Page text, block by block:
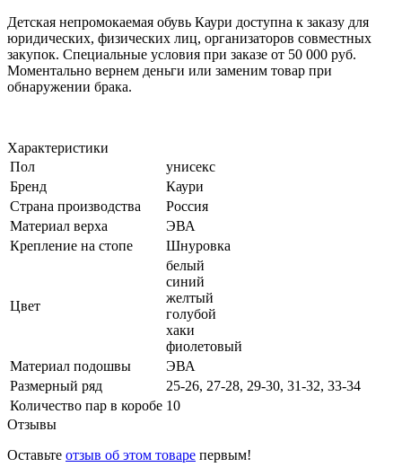
Детская непромокаемая обувь Каури доступна к заказу для
юридических, физических лиц, организаторов совместных
закупок. Специальные условия при заказе от 50 000 руб.
Моментально вернем деньги или заменим товар при
обнаружении брака.
Характеристики
Пол
унисекс
Бренд
Каури
Страна производства
Россия
Материал верха
ЭВА
Крепление на стопе
Шнуровка
Цвет
белый
синий
желтый
голубой
хаки
фиолетовый
Материал подошвы
ЭВА
Размерный ряд
25-26, 27-28, 29-30, 31-32, 33-34
Количество пар в коробе 10
Отзывы
Оставьте отзыв об этом товаре первым!